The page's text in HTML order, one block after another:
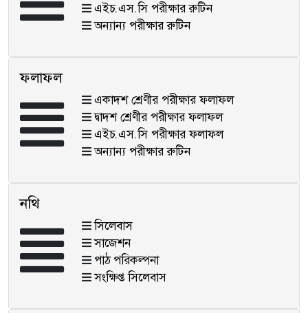
এইচ.এস.সি পরীক্ষার রুটিন
অন্যান্য পরীক্ষার রুটিন
ফলাফল
একাদশ শ্রেণীর পরীক্ষার ফলাফল
দ্বাদশ শ্রেণীর পরীক্ষার ফলাফল
এইচ.এস.সি পরীক্ষার ফলাফল
অন্যান্য পরীক্ষার রুটিন
নথি
সিলেবাস
সাজেশন
পাঠ পরিকল্পনা
সংক্ষিপ্ত সিলেবাস